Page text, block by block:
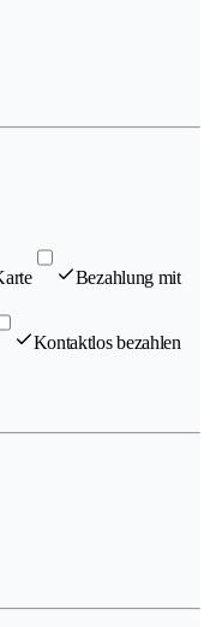
Bezahlung mit
Kontaktlos bezahlen